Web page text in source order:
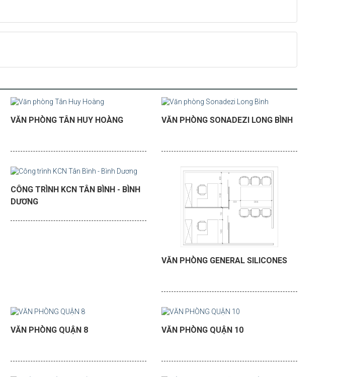
VĂN PHÒNG TÂN HUY HOÀNG VĂN PHÒNG SONADEZI LONG BÌNH
CÔNG TRÌNH KCN TÂN BÌNH - BÌNH
DƯƠNG
VĂN PHÒNG GENERAL SILICONES
VĂN PHÒNG QUẬN 8 VĂN PHÒNG QUẬN 10